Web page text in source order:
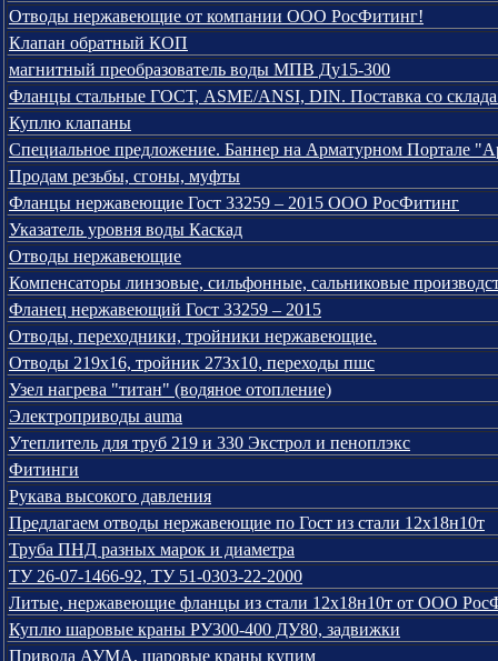
Отводы нержавеющие от компании ООО РосФитинг!
Клапан обратный КОП
магнитный преобразователь воды МПВ Ду15-300
Фланцы стальные ГОСТ, ASME/ANSI, DIN. Поставка со
Куплю клапаны
Специальное предложение. Баннер на Арматурном Портале
Продам резьбы, сгоны, муфты
Фланцы нержавеющие Гост 33259 – 2015 ООО РосФитинг
Указатель уровня воды Каскад
Отводы нержавеющие
Компенсаторы линзовые, сильфонные, сальниковые
Фланец нержавеющий Гост 33259 – 2015
Отводы, переходники, тройники нержавеющие.
Отводы 219х16, тройник 273х10, переходы пшс
Узел нагрева "титан" (водяное отопление)
Электроприводы auma
Утеплитель для труб 219 и 330 Экстрол и пеноплэкс
Фитинги
Рукава высокого давления
Предлагаем отводы нержавеющие по Гост из стали 12х18н10т
Труба ПНД разных марок и диаметра
ТУ 26-07-1466-92, ТУ 51-0303-22-2000
Литые, нержавеющие фланцы из стали 12х18н10т от ООО
Куплю шаровые краны РУ300-400 ДУ80, задвижки
Привода АУМА, шаровые краны купим